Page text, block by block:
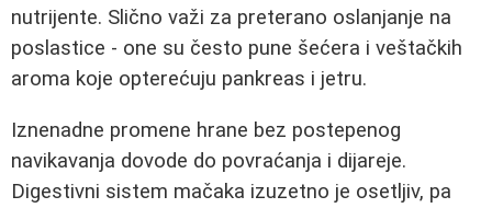
nutrijente. Slično važi za preterano oslanjanje na
poslastice - one su često pune šećera i veštačkih
aroma koje opterećuju pankreas i jetru.
Iznenadne promene hrane bez postepenog
navikavanja dovode do povraćanja i dijareje.
Digestivni sistem mačaka izuzetno je osetljiv, pa